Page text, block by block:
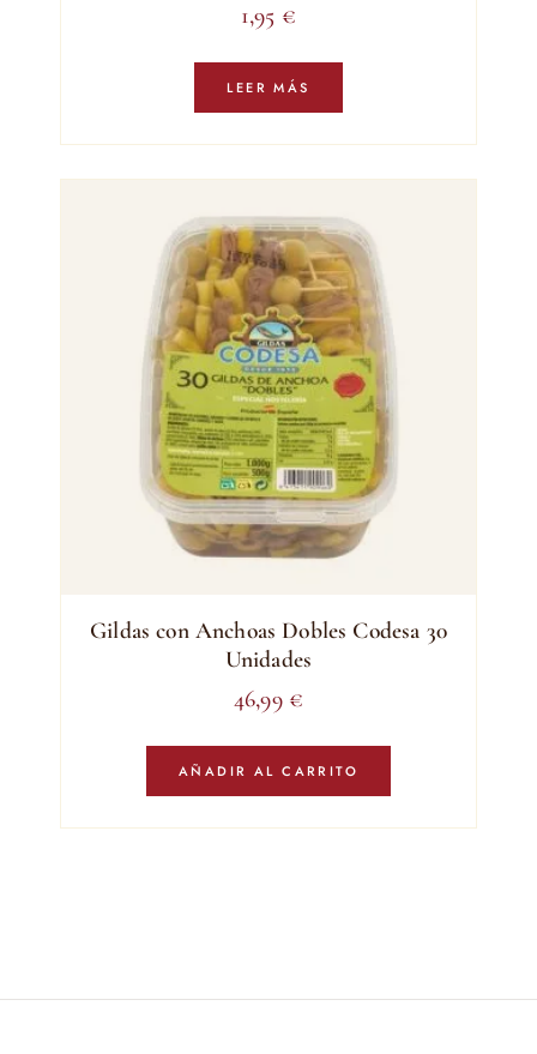
1,95 €
LEER MÁS
Gildas con Anchoas Dobles Codesa 30
Unidades
46,99 €
AÑADIR AL CARRITO